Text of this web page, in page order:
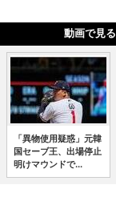
動画で見る
「異物使用疑惑」元韓
国セーブ王、出場停止
明けマウンドで...